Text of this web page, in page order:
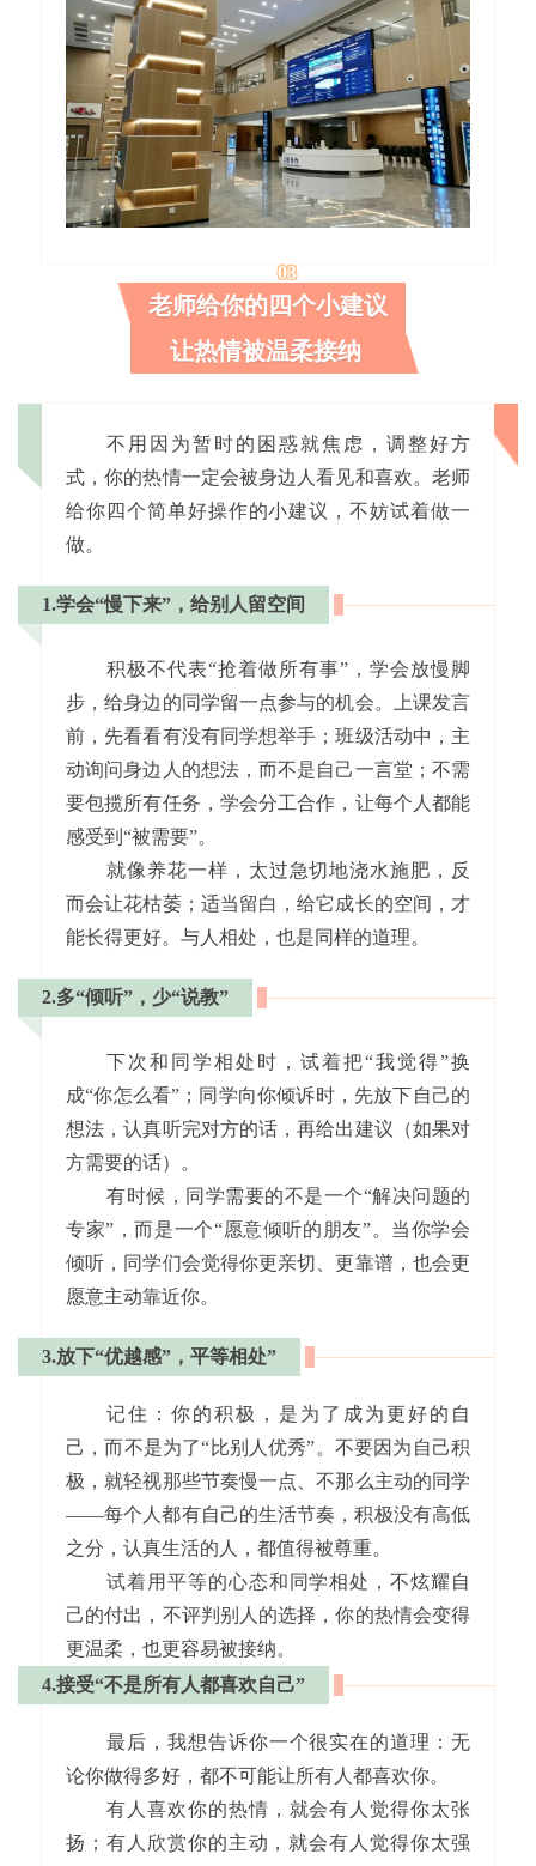
03
老师给你的四个小建议
让热情被温柔接纳
不用因为暂时的困惑就焦虑，调整好方
式，你的热情一定会被身边人看见和喜欢。老师
给你四个简单好操作的小建议，不妨试着做一
做。
1.学会“慢下来”，给别人留空间
积极不代表“抢着做所有事”，学会放慢脚
步，给身边的同学留一点参与的机会。上课发言
前，先看看有没有同学想举手；班级活动中，主
动询问身边人的想法，而不是自己一言堂；不需
要包揽所有任务，学会分工合作，让每个人都能
感受到“被需要”。
就像养花一样，太过急切地浇水施肥，反
而会让花枯萎；适当留白，给它成长的空间，才
能长得更好。与人相处，也是同样的道理。
2.多“倾听”，少“说教”
下次和同学相处时，试着把“我觉得”换
成“你怎么看”；同学向你倾诉时，先放下自己的
想法，认真听完对方的话，再给出建议（如果对
方需要的话）。
有时候，同学需要的不是一个“解决问题的
专家”，而是一个“愿意倾听的朋友”。当你学会
倾听，同学们会觉得你更亲切、更靠谱，也会更
愿意主动靠近你。
3.放下“优越感”，平等相处”
记住：你的积极，是为了成为更好的自
己，而不是为了“比别人优秀”。不要因为自己积
极，就轻视那些节奏慢一点、不那么主动的同学
——每个人都有自己的生活节奏，积极没有高低
之分，认真生活的人，都值得被尊重。
试着用平等的心态和同学相处，不炫耀自
己的付出，不评判别人的选择，你的热情会变得
更温柔，也更容易被接纳。
4.接受“不是所有人都喜欢自己”
最后，我想告诉你一个很实在的道理：无
论你做得多好，都不可能让所有人都喜欢你。
有人喜欢你的热情，就会有人觉得你太张
扬；有人欣赏你的主动，就会有人觉得你太强